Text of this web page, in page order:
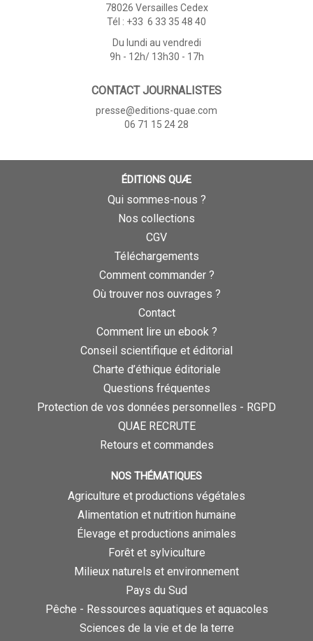
78026 Versailles Cedex
Tél : +33 6 33 35 48 40
Du lundi au vendredi
9h - 12h/ 13h30 - 17h
CONTACT JOURNALISTES
presse@editions-quae.com
06 71 15 24 28
ÉDITIONS QUÆ
Qui sommes-nous ?
Nos collections
CGV
Téléchargements
Comment commander ?
Où trouver nos ouvrages ?
Contact
Comment lire un ebook ?
Conseil scientifique et éditorial
Charte d’éthique éditoriale
Questions fréquentes
Protection de vos données personnelles - RGPD
QUAE RECRUTE
Retours et commandes
NOS THÉMATIQUES
Agriculture et productions végétales
Alimentation et nutrition humaine
Élevage et productions animales
Forêt et sylviculture
Milieux naturels et environnement
Pays du Sud
Pêche - Ressources aquatiques et aquacoles
Sciences de la vie et de la terre